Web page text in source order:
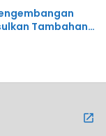
Tambahan